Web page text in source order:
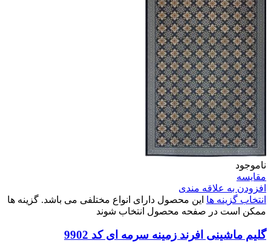
ناموجود
مقایسه
افزودن به علاقه مندی
انتخاب گزینه ها این محصول دارای انواع مختلفی می باشد. گزینه ها
ممکن است در صفحه محصول انتخاب شوند
گلیم ماشینی افرند زمینه سرمه ای کد 9902